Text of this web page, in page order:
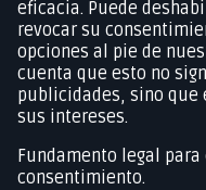
eficacia. Puede
revocar su
opciones al pie de
cuenta que esto no
publicidades, sino que
sus intereses.
Fundamento legal
consentimiento.